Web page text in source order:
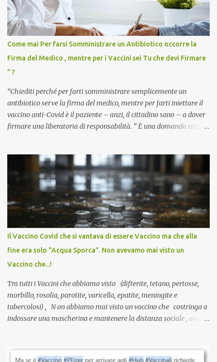
Come mai Per farsi Somministrare un Antibiotico occorre la
Firma del Medico , mentre per i Vaccini sei Tu che devi Firmare
” ?
“Chiediti perché per farti somministrare semplicemente un
antibiotico serve la firma del medico, mentre per farti iniettare il
vaccino anti-Covid è il paziente – anzi, il cittadino sano – a dover
firmare una liberatoria di responsabilità. ” È una domanda tanto
pandemia. Un interrogativo che dovrebbe scuotere chiunque abbia
ancora il coraggio di pensare con la propria testa. Per il vaccino
anti-Covid, un pro-farmaco, con autorizzazione condizionata,
sviluppato in tempi record, con tecnologie mai utilizzate prima su
larga scala, ancora oggetto di studio e di discussione
internazionale serve solo una firma. La tua. Lo si somministra
anche a persone sane, giovani, senza fattori di rischio, spesso già
serve una prescrizione. Non c’è diagnosi. Non c’è presa in carico.
L’unico atto richiesto è una fi...
Il Vaccino Covid che si vantava di essere Vaccino ma che alla
fine era solo "Acqua Sporca". Non avevamo mai visto un
Vaccino che...!
Tra tutti i Vaccini che abbiamo visto (difterite, tetano, pertosse,
morbillo, rosolia, parotite, varicella, epatite, meningite e
tubercolosi) , N on abbiamo mai visto un vaccino che costringa a
indossare una mascherina e mantenere la distanza sociale , anche
vaccinazione. Non avevamo mai sentito parlare di ricompense,